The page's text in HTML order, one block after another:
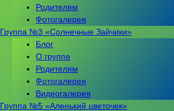
Родителям
Фотогалерея
Группа №3 «Солнечные Зайчики»
Блог
О группе
Родителям
Фотогалерея
Видеогалерея
Группа №5 «Аленький цветочек»